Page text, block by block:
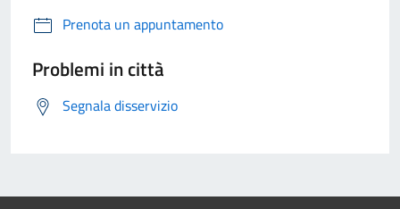
Prenota un appuntamento
Problemi in città
Segnala disservizio